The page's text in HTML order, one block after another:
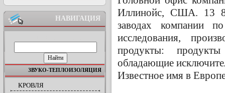
НАВИГАЦИЯ
ЗВУКО-ТЕПЛОИЗОЛЯЦИЯ
КРОВЛЯ
Иллинойс, США. 13
заводах компании
исследования,
продукты:
обладающие
Известное имя в